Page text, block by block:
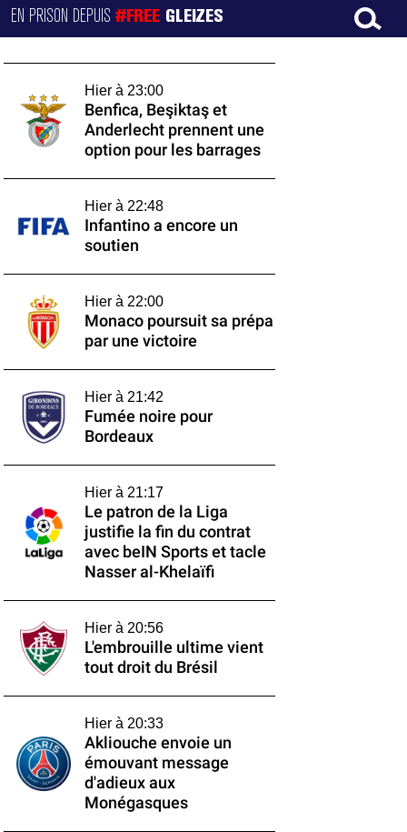
EN PRISON DEPUIS#FREE GLEIZES
Hier à 23:00
Benfica, Beşiktaş et
Anderlecht prennent une
option pour les barrages
Hier à 22:48
Infantino a encore un
soutien
Hier à 22:00
Monaco poursuit sa prépa
par une victoire
Hier à 21:42
Fumée noire pour
Bordeaux
Hier à 21:17
Le patron de la Liga
justifie la fin du contrat
avec beIN Sports et tacle
Nasser al-Khelaïfi
Hier à 20:56
L'embrouille ultime vient
tout droit du Brésil
Hier à 20:33
Akliouche envoie un
émouvant message
d'adieux aux
Monégasques